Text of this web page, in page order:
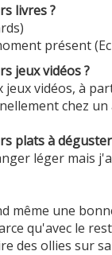
livres ?
présent
jeux vidéos ?
jeux vidéos, à
chez un
plats à
léger mais
même une
qu'avec le
des ollies sur